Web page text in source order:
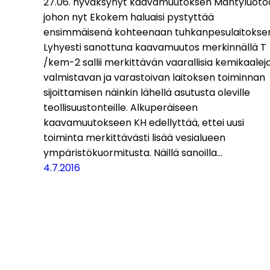
johon nyt Ekokem haluaisi pystyttää
ensimmäisenä kohteenaan
Lyhyesti sanottuna kaavamuutos merkinnällä T
/kem-2 sallii merkittävän vaarallisia
valmistavan ja varastoivan laitoksen toiminnan
sijoittamisen näinkin lähellä asutusta oleville
teollisuustonteille. Alkuperäiseen
kaavamuutokseen KH edellyttää, ettei uusi
toiminta merkittävästi lisää vesialueen
ympäristökuormitusta. Näillä sanoilla…
4.7.2016